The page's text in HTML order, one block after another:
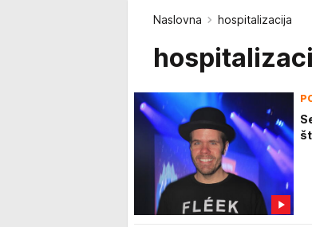
Naslovna hospitalizacija